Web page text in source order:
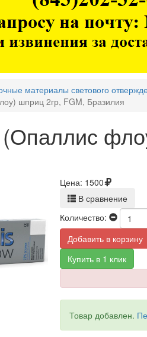
материалы светового
шприц 2гр, FGM, Бразилия
Цена: 1500
В сравнение
Количество:
Добавить в корзину
Купить в 1 клик
Товар добавлен.